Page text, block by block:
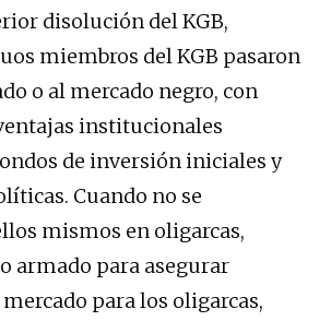
disolución del KGB,
miembros del KGB pasaron
o al mercado negro, con
institucionales
de inversión iniciales y
Cuando no se
mismos en oligarcas,
armado para asegurar
para los oligarcas,